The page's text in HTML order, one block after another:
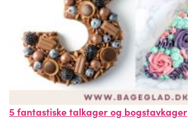
5 fantastiske talkager og bogstavkager